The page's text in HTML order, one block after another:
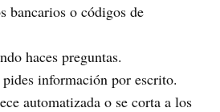
bancarios o códigos de
haces preguntas.
información por escrito.
automatizada o se corta a los